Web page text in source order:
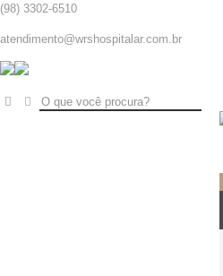
(98) 3302-6510
atendimento@wrshospitalar.com.br